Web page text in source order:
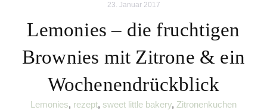
23. Januar 2017
Lemonies – die fruchtigen
Brownies mit Zitrone & ein
Wochenendrückblick
Lemonies, rezept, sweet little bakery, Zitronenkuchen